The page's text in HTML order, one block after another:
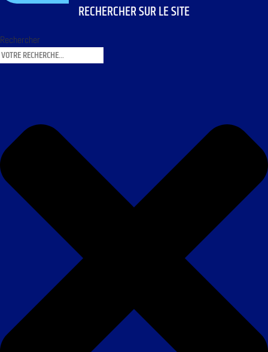
RECHERCHER SUR LE SITE
Rechercher